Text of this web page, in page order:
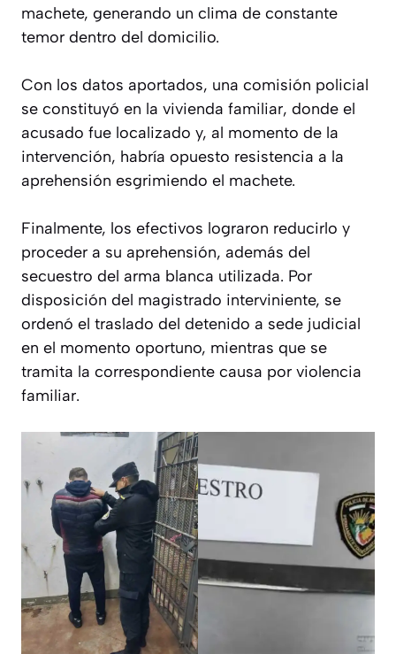
machete, generando un clima de constante
temor dentro del domicilio.
Con los datos aportados, una comisión policial
se constituyó en la vivienda familiar, donde el
acusado fue localizado y, al momento de la
intervención, habría opuesto resistencia a la
aprehensión esgrimiendo el machete.
Finalmente, los efectivos lograron reducirlo y
proceder a su aprehensión, además del
secuestro del arma blanca utilizada. Por
disposición del magistrado interviniente, se
ordenó el traslado del detenido a sede judicial
en el momento oportuno, mientras que se
tramita la correspondiente causa por violencia
familiar.